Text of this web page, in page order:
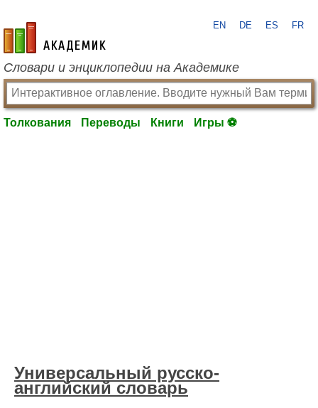
academic.ru
EN DE ES FR
Словари и энциклопедии на Академике
Толкования Переводы Книги Игры ⚽
Универсальный русско-
английский словарь